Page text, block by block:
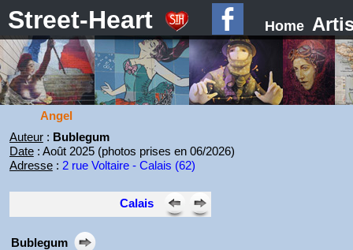
Street-Heart Home
Angel
Auteur: Bublegum
Date: Août 2025 (photos prises en 06/2026)
Adresse: 2 rue Voltaire - Calais (62)
Calais
Bublegum